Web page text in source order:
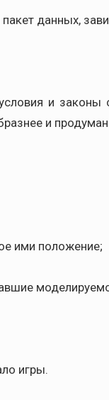
данных,
и
и
ими положение;
игры.